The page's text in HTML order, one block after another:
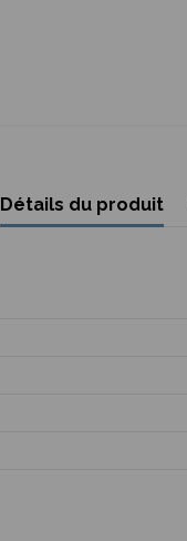
Détails du produit